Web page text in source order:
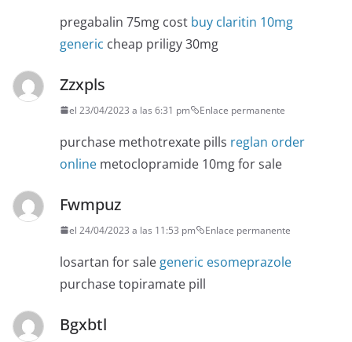
pregabalin 75mg cost buy claritin 10mg
generic cheap priligy 30mg
Zzxpls
el 23/04/2023 a las 6:31 pm Enlace permanente
purchase methotrexate pills reglan order
online metoclopramide 10mg for sale
Fwmpuz
el 24/04/2023 a las 11:53 pm Enlace permanente
losartan for sale generic esomeprazole
purchase topiramate pill
Bgxbtl